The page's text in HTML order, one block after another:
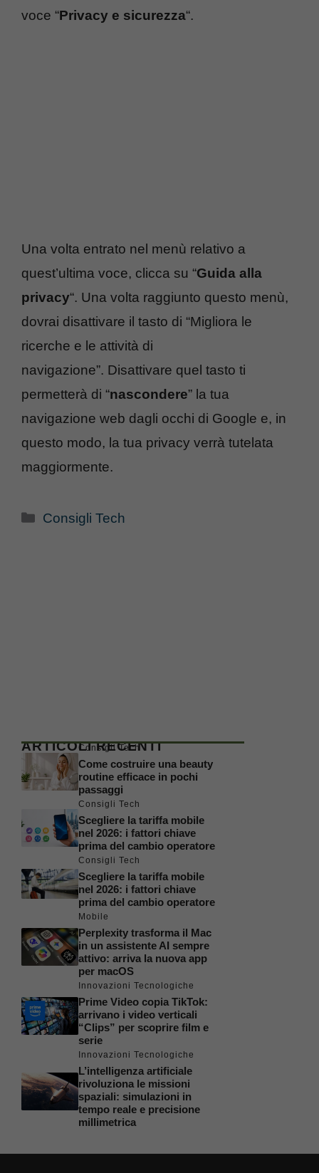
voce “Privacy e sicurezza“.
Una volta entrato nel menù relativo a
quest’ultima voce, clicca su “Guida alla
privacy“. Una volta raggiunto questo menù,
dovrai disattivare il tasto di “Migliora le
ricerche e le attività di
navigazione”. Disattivare quel tasto ti
permetterà di “nascondere” la tua
navigazione web dagli occhi di Google e, in
questo modo, la tua privacy verrà tutelata
maggiormente.
Categorie
Consigli Tech
ARTICOLI RECENTI
Consigli Tech
Come costruire una beauty
routine efficace in pochi
passaggi
Consigli Tech
Scegliere la tariffa mobile
nel 2026: i fattori chiave
prima del cambio operatore
Consigli Tech
Scegliere la tariffa mobile
nel 2026: i fattori chiave
prima del cambio operatore
Mobile
Perplexity trasforma il Mac
in un assistente AI sempre
attivo: arriva la nuova app
per macOS
Innovazioni Tecnologiche
Prime Video copia TikTok:
arrivano i video verticali
“Clips” per scoprire film e
serie
Innovazioni Tecnologiche
L’intelligenza artificiale
rivoluziona le missioni
spaziali: simulazioni in
tempo reale e precisione
millimetrica